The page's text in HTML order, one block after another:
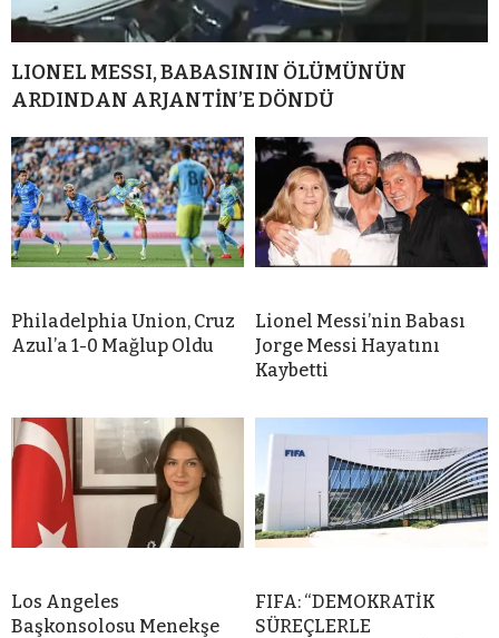
LIONEL MESSI, BABASININ ÖLÜMÜNÜN
ARDINDAN ARJANTİN’E DÖNDÜ
Philadelphia Union, Cruz
Azul’a 1-0 Mağlup Oldu
Lionel Messi’nin Babası
Jorge Messi Hayatını
Kaybetti
Los Angeles
Başkonsolosu Menekşe
FIFA: “DEMOKRATİK
SÜREÇLERLE